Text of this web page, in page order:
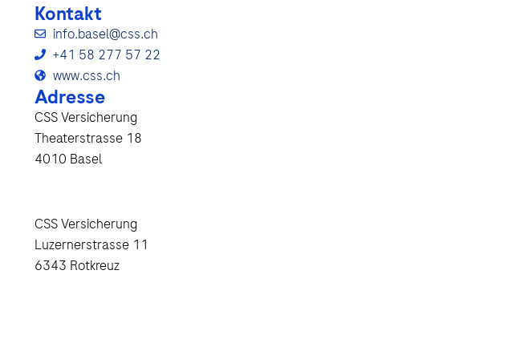
Kontakt
info.basel@css.ch
+41 58 277 57 22
www.css.ch
Adresse
CSS Versicherung
Theaterstrasse 18
4010 Basel
CSS Versicherung
Luzernerstrasse 11
6343 Rotkreuz